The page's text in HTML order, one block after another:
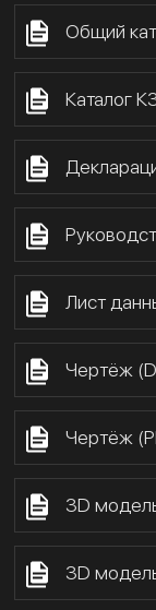
Общий
Каталог
Лист
Чертёж
Чертёж
3D
3D